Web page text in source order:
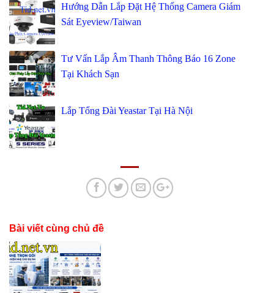
Hướng Dẫn Lắp Đặt Hệ Thống Camera Giám
Sát Eyeview/Taiwan
Tư Vấn Lắp Âm Thanh Thông Báo 16 Zone
Tại Khách Sạn
Lắp Tổng Đài Yeastar Tại Hà Nội
Bài viết cùng chủ đề